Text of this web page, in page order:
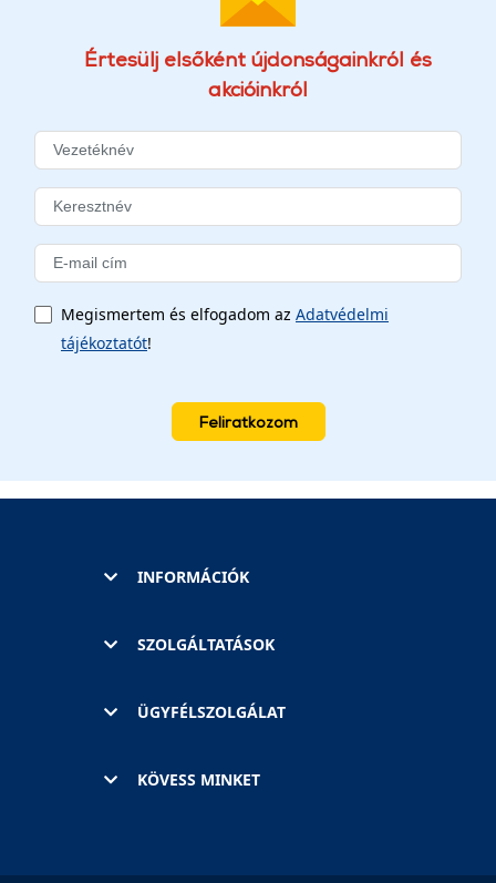
Értesülj elsőként újdonságainkról és
akcióinkról
Megismertem és elfogadom az Adatvédelmi
tájékoztatót!
Feliratkozom
INFORMÁCIÓK
SZOLGÁLTATÁSOK
ÜGYFÉLSZOLGÁLAT
KÖVESS MINKET